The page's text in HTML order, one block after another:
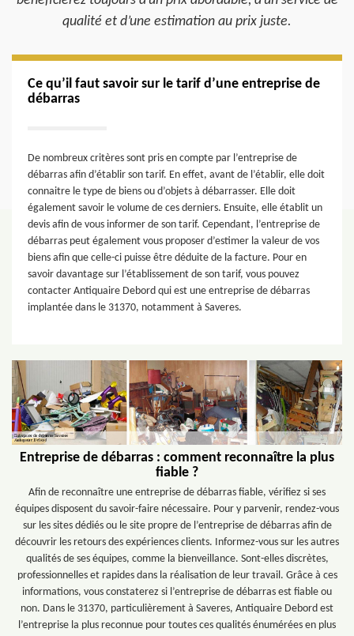
qualité et d’une estimation au prix juste.
Ce qu’il faut savoir sur le tarif d’une entreprise de
débarras
De nombreux critères sont pris en compte par l’entreprise de
débarras afin d’établir son tarif. En effet, avant de l’établir, elle doit
connaitre le type de biens ou d’objets à débarrasser. Elle doit
également savoir le volume de ces derniers. Ensuite, elle établit un
devis afin de vous informer de son tarif. Cependant, l’entreprise de
débarras peut également vous proposer d’estimer la valeur de vos
biens afin que celle-ci puisse être déduite de la facture. Pour en
savoir davantage sur l’établissement de son tarif, vous pouvez
contacter Antiquaire Debord qui est une entreprise de débarras
implantée dans le 31370, notamment à Saveres.
Entreprise de débarras : comment reconnaître la plus
fiable ?
Afin de reconnaître une entreprise de débarras fiable, vérifiez si ses
équipes disposent du savoir-faire nécessaire. Pour y parvenir, rendez-vous
sur les sites dédiés ou le site propre de l’entreprise de débarras afin de
découvrir les retours des expériences clients. Informez-vous sur les autres
qualités de ses équipes, comme la bienveillance. Sont-elles discrètes,
professionnelles et rapides dans la réalisation de leur travail. Grâce à ces
informations, vous constaterez si l’entreprise de débarras est fiable ou
non. Dans le 31370, particulièrement à Saveres, Antiquaire Debord est
l’entreprise la plus reconnue pour toutes ces qualités énumérées en plus